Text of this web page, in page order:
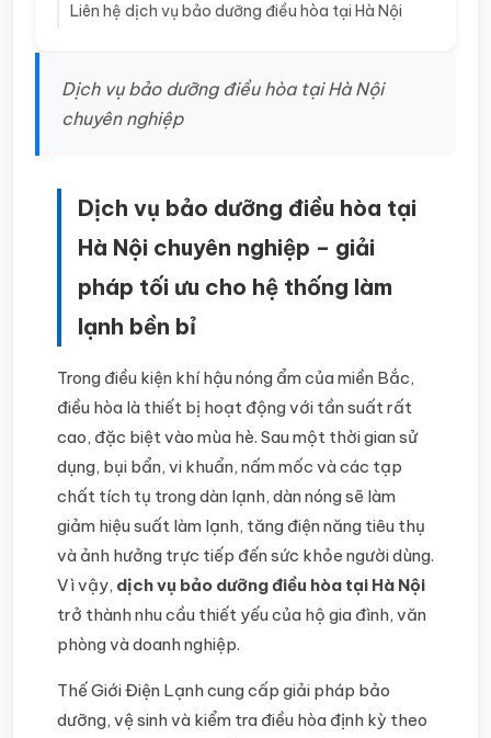
Liên hệ dịch vụ bảo dưỡng điều hòa tại Hà Nội
Dịch vụ bảo dưỡng điều hòa tại Hà Nội
chuyên nghiệp
Dịch vụ bảo dưỡng điều hòa tại
Hà Nội chuyên nghiệp – giải
pháp tối ưu cho hệ thống làm
lạnh bền bỉ
Trong điều kiện khí hậu nóng ẩm của miền Bắc,
điều hòa là thiết bị hoạt động với tần suất rất
cao, đặc biệt vào mùa hè. Sau một thời gian sử
dụng, bụi bẩn, vi khuẩn, nấm mốc và các tạp
chất tích tụ trong dàn lạnh, dàn nóng sẽ làm
giảm hiệu suất làm lạnh, tăng điện năng tiêu thụ
và ảnh hưởng trực tiếp đến sức khỏe người dùng.
Vì vậy, dịch vụ bảo dưỡng điều hòa tại Hà Nội
trở thành nhu cầu thiết yếu của hộ gia đình, văn
phòng và doanh nghiệp.
Thế Giới Điện Lạnh cung cấp giải pháp bảo
dưỡng, vệ sinh và kiểm tra điều hòa định kỳ theo